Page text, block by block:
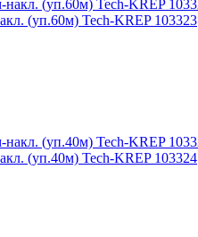
(уп.60м) Tech-KREP 103323
(уп.40м) Tech-KREP 103324